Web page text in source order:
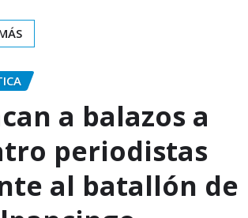
a balazos a
periodistas
al batallón de